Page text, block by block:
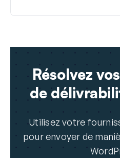
Résolvez
de
Utilisez votre
pour envoyer de